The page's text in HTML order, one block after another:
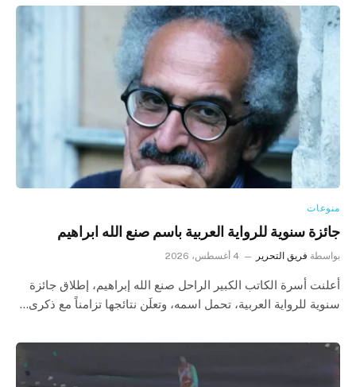
منوعات
جائزة سنوية للرواية العربية باسم صنع الله ابراهيم
بواسطة فريق التحرير 4 أغسطس، 2026
أعلنت أسرة الكاتب الكبير الراحل صنع الله إبراهيم، إطلاق جائزة
سنوية للرواية العربية، تحمل اسمه، وتعلَن نتائجها تزامناً مع ذكرى…